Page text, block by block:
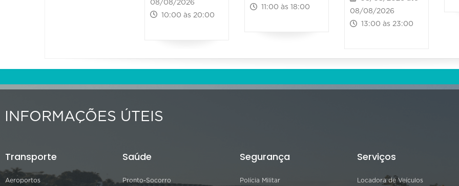
08/08/2026
10:00 às 20:00
11:00 às 18:00
08/08/2026
13:00 às 23:00
INFORMAÇÕES ÚTEIS
Transporte
Aeroportos
Saúde
Pronto-Socorro
Segurança
Polícia Militar
Serviços
Locadora de Veículos